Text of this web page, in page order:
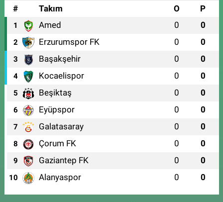
#
Takım O P
1 Amed 0 0
2 Erzurumspor FK 0 0
3 Başakşehir 0 0
4 Kocaelispor 0 0
5 Beşiktaş 0 0
6 Eyüpspor 0 0
7 Galatasaray 0 0
8 Çorum FK 0 0
9 Gaziantep FK 0 0
10 Alanyaspor 0 0